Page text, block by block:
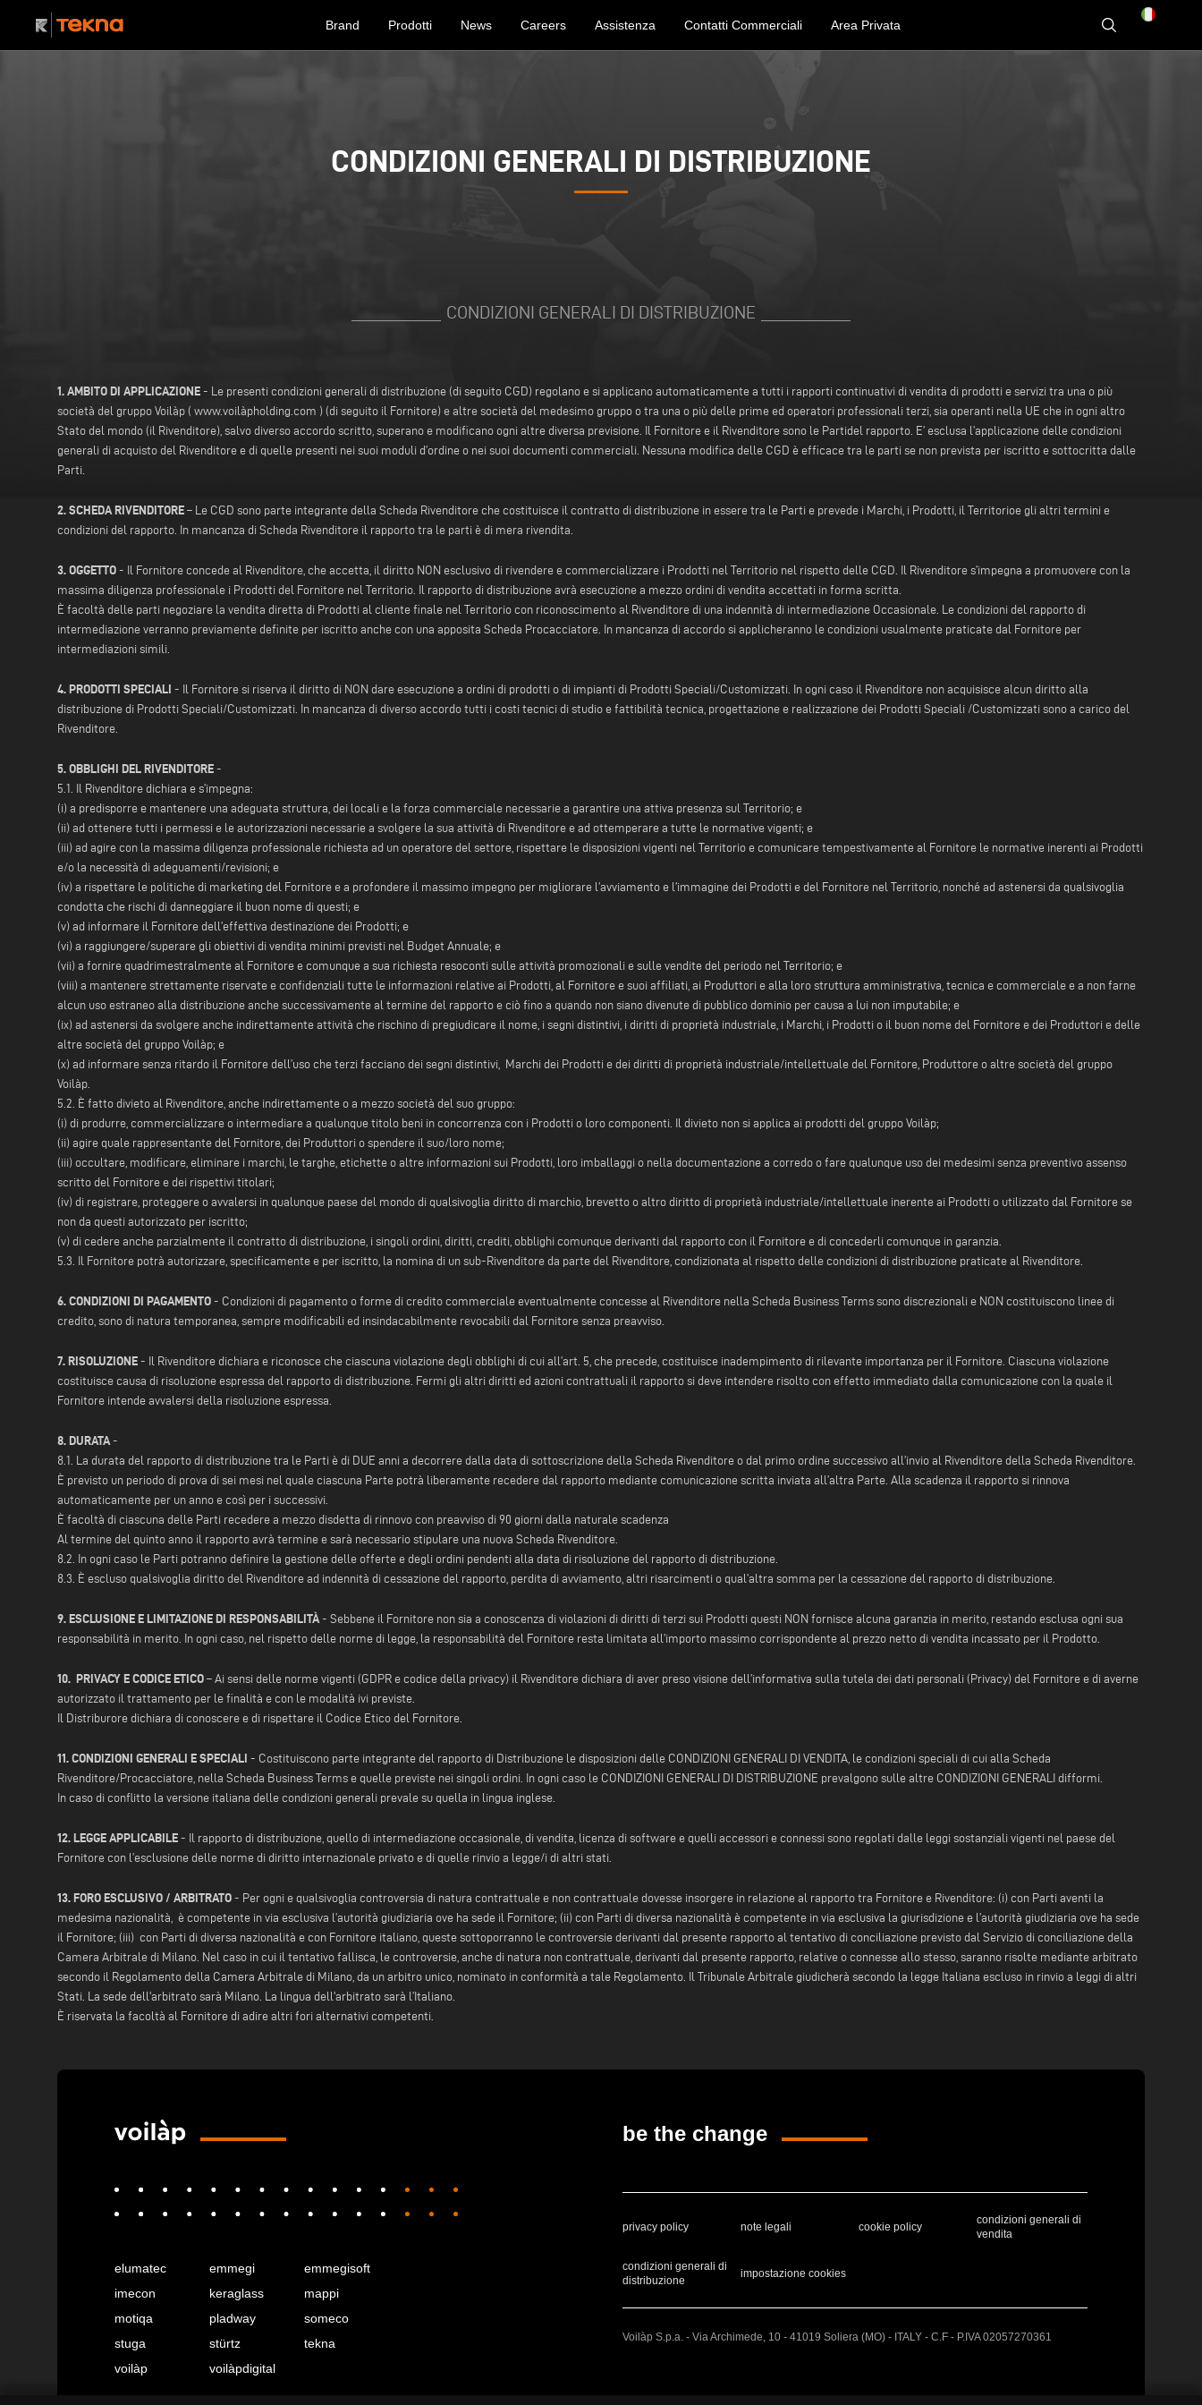
Brand Prodotti News Careers Assistenza Contatti Commerciali Area Privata
CONDIZIONI GENERALI DI DISTRIBUZIONE
CONDIZIONI GENERALI DI DISTRIBUZIONE
1. AMBITO DI APPLICAZIONE - Le presenti condizioni generali di distribuzione (di seguito CGD) regolano e si applicano automaticamente a tutti i rapporti continuativi di vendita di prodotti e servizi tra una o più
società del gruppo Voilàp ( www.voilàpholding.com ) (di seguito il Fornitore) e altre società del medesimo gruppo o tra una o più delle prime ed operatori professionali terzi, sia operanti nella UE che in ogni altro
Stato del mondo (il Rivenditore), salvo diverso accordo scritto, superano e modificano ogni altre diversa previsione. Il Fornitore e il Rivenditore sono le Partidel rapporto. E’ esclusa l’applicazione delle condizioni
generali di acquisto del Rivenditore e di quelle presenti nei suoi moduli d’ordine o nei suoi documenti commerciali. Nessuna modifica delle CGD è efficace tra le parti se non prevista per iscritto e sottocritta dalle
Parti.
2. SCHEDA RIVENDITORE – Le CGD sono parte integrante della Scheda Rivenditore che costituisce il contratto di distribuzione in essere tra le Parti e prevede i Marchi, i Prodotti, il Territorioe gli altri termini e
condizioni del rapporto. In mancanza di Scheda Rivenditore il rapporto tra le parti è di mera rivendita.
3. OGGETTO - Il Fornitore concede al Rivenditore, che accetta, il diritto NON esclusivo di rivendere e commercializzare i Prodotti nel Territorio nel rispetto delle CGD. Il Rivenditore s’impegna a promuovere con la
massima diligenza professionale i Prodotti del Fornitore nel Territorio. Il rapporto di distribuzione avrà esecuzione a mezzo ordini di vendita accettati in forma scritta.
È facoltà delle parti negoziare la vendita diretta di Prodotti al cliente finale nel Territorio con riconoscimento al Rivenditore di una indennità di intermediazione Occasionale. Le condizioni del rapporto di
intermediazione verranno previamente definite per iscritto anche con una apposita Scheda Procacciatore. In mancanza di accordo si applicheranno le condizioni usualmente praticate dal Fornitore per
intermediazioni simili.
4. PRODOTTI SPECIALI - Il Fornitore si riserva il diritto di NON dare esecuzione a ordini di prodotti o di impianti di Prodotti Speciali/Customizzati. In ogni caso il Rivenditore non acquisisce alcun diritto alla
distribuzione di Prodotti Speciali/Customizzati. In mancanza di diverso accordo tutti i costi tecnici di studio e fattibilità tecnica, progettazione e realizzazione dei Prodotti Speciali /Customizzati sono a carico del
Rivenditore.
5. OBBLIGHI DEL RIVENDITORE -
5.1. Il Rivenditore dichiara e s’impegna:
(i) a predisporre e mantenere una adeguata struttura, dei locali e la forza commerciale necessarie a garantire una attiva presenza sul Territorio; e
(ii) ad ottenere tutti i permessi e le autorizzazioni necessarie a svolgere la sua attività di Rivenditore e ad ottemperare a tutte le normative vigenti; e
(iii) ad agire con la massima diligenza professionale richiesta ad un operatore del settore, rispettare le disposizioni vigenti nel Territorio e comunicare tempestivamente al Fornitore le normative inerenti ai Prodotti
e/o la necessità di adeguamenti/revisioni; e
(iv) a rispettare le politiche di marketing del Fornitore e a profondere il massimo impegno per migliorare l’avviamento e l’immagine dei Prodotti e del Fornitore nel Territorio, nonché ad astenersi da qualsivoglia
condotta che rischi di danneggiare il buon nome di questi; e
(v) ad informare il Fornitore dell’effettiva destinazione dei Prodotti; e
(vi) a raggiungere/superare gli obiettivi di vendita minimi previsti nel Budget Annuale; e
(vii) a fornire quadrimestralmente al Fornitore e comunque a sua richiesta resoconti sulle attività promozionali e sulle vendite del periodo nel Territorio; e
(viii) a mantenere strettamente riservate e confidenziali tutte le informazioni relative ai Prodotti, al Fornitore e suoi affiliati, ai Produttori e alla loro struttura amministrativa, tecnica e commerciale e a non farne
alcun uso estraneo alla distribuzione anche successivamente al termine del rapporto e ciò fino a quando non siano divenute di pubblico dominio per causa a lui non imputabile; e
(ix) ad astenersi da svolgere anche indirettamente attività che rischino di pregiudicare il nome, i segni distintivi, i diritti di proprietà industriale, i Marchi, i Prodotti o il buon nome del Fornitore e dei Produttori e delle
altre società del gruppo Voilàp; e
(x) ad informare senza ritardo il Fornitore dell’uso che terzi facciano dei segni distintivi, Marchi dei Prodotti e dei diritti di proprietà industriale/intellettuale del Fornitore, Produttore o altre società del gruppo
Voilàp.
5.2. È fatto divieto al Rivenditore, anche indirettamente o a mezzo società del suo gruppo:
(i) di produrre, commercializzare o intermediare a qualunque titolo beni in concorrenza con i Prodotti o loro componenti. Il divieto non si applica ai prodotti del gruppo Voilàp;
(ii) agire quale rappresentante del Fornitore, dei Produttori o spendere il suo/loro nome;
(iii) occultare, modificare, eliminare i marchi, le targhe, etichette o altre informazioni sui Prodotti, loro imballaggi o nella documentazione a corredo o fare qualunque uso dei medesimi senza preventivo assenso
scritto del Fornitore e dei rispettivi titolari;
(iv) di registrare, proteggere o avvalersi in qualunque paese del mondo di qualsivoglia diritto di marchio, brevetto o altro diritto di proprietà industriale/intellettuale inerente ai Prodotti o utilizzato dal Fornitore se
non da questi autorizzato per iscritto;
(v) di cedere anche parzialmente il contratto di distribuzione, i singoli ordini, diritti, crediti, obblighi comunque derivanti dal rapporto con il Fornitore e di concederli comunque in garanzia.
5.3. Il Fornitore potrà autorizzare, specificamente e per iscritto, la nomina di un sub-Rivenditore da parte del Rivenditore, condizionata al rispetto delle condizioni di distribuzione praticate al Rivenditore.
6. CONDIZIONI DI PAGAMENTO - Condizioni di pagamento o forme di credito commerciale eventualmente concesse al Rivenditore nella Scheda Business Terms sono discrezionali e NON costituiscono linee di
credito, sono di natura temporanea, sempre modificabili ed insindacabilmente revocabili dal Fornitore senza preavviso.
7. RISOLUZIONE - Il Rivenditore dichiara e riconosce che ciascuna violazione degli obblighi di cui all’art. 5, che precede, costituisce inadempimento di rilevante importanza per il Fornitore. Ciascuna violazione
costituisce causa di risoluzione espressa del rapporto di distribuzione. Fermi gli altri diritti ed azioni contrattuali il rapporto si deve intendere risolto con effetto immediato dalla comunicazione con la quale il
Fornitore intende avvalersi della risoluzione espressa.
8. DURATA-
8.1. La durata del rapporto di distribuzione tra le Parti è di DUE anni a decorrere dalla data di sottoscrizione della Scheda Rivenditore o dal primo ordine successivo all’invio al Rivenditore della Scheda Rivenditore.
È previsto un periodo di prova di sei mesi nel quale ciascuna Parte potrà liberamente recedere dal rapporto mediante comunicazione scritta inviata all’altra Parte. Alla scadenza il rapporto si rinnova
automaticamente per un anno e così per i successivi.
È facoltà di ciascuna delle Parti recedere a mezzo disdetta di rinnovo con preavviso di 90 giorni dalla naturale scadenza
Al termine del quinto anno il rapporto avrà termine e sarà necessario stipulare una nuova Scheda Rivenditore.
8.2. In ogni caso le Parti potranno definire la gestione delle offerte e degli ordini pendenti alla data di risoluzione del rapporto di distribuzione.
8.3. È escluso qualsivoglia diritto del Rivenditore ad indennità di cessazione del rapporto, perdita di avviamento, altri risarcimenti o qual’altra somma per la cessazione del rapporto di distribuzione.
9. ESCLUSIONE E LIMITAZIONE DI RESPONSABILITÀ- Sebbene il Fornitore non sia a conoscenza di violazioni di diritti di terzi sui Prodotti questi NON fornisce alcuna garanzia in merito, restando esclusa ogni sua
responsabilità in merito. In ogni caso, nel rispetto delle norme di legge, la responsabilità del Fornitore resta limitata all’importo massimo corrispondente al prezzo netto di vendita incassato per il Prodotto.
10. PRIVACY E CODICE ETICO – Ai sensi delle norme vigenti (GDPR e codice della privacy) il Rivenditore dichiara di aver preso visione dell’informativa sulla tutela dei dati personali (Privacy) del Fornitore e di averne
autorizzato il trattamento per le finalità e con le modalità ivi previste.
Il Distriburore dichiara di conoscere e di rispettare il Codice Etico del Fornitore.
11. CONDIZIONI GENERALI E SPECIALI - Costituiscono parte integrante del rapporto di Distribuzione le disposizioni delle CONDIZIONI GENERALI DI VENDITA, le condizioni speciali di cui alla Scheda
Rivenditore/Procacciatore, nella Scheda Business Terms e quelle previste nei singoli ordini. In ogni caso le CONDIZIONI GENERALI DI DISTRIBUZIONE prevalgono sulle altre CONDIZIONI GENERALI difformi.
In caso di conflitto la versione italiana delle condizioni generali prevale su quella in lingua inglese.
12. LEGGE APPLICABILE - Il rapporto di distribuzione, quello di intermediazione occasionale, di vendita, licenza di software e quelli accessori e connessi sono regolati dalle leggi sostanziali vigenti nel paese del
Fornitore con l’esclusione delle norme di diritto internazionale privato e di quelle rinvio a legge/i di altri stati.
13. FORO ESCLUSIVO / ARBITRATO - Per ogni e qualsivoglia controversia di natura contrattuale e non contrattuale dovesse insorgere in relazione al rapporto tra Fornitore e Rivenditore: (i) con Parti aventi la
medesima nazionalità, è competente in via esclusiva l’autorità giudiziaria ove ha sede il Fornitore; (ii) con Parti di diversa nazionalità è competente in via esclusiva la giurisdizione e l’autorità giudiziaria ove ha sede
il Fornitore; (iii) con Parti di diversa nazionalità e con Fornitore italiano, queste sottoporranno le controversie derivanti dal presente rapporto al tentativo di conciliazione previsto dal Servizio di conciliazione della
Camera Arbitrale di Milano. Nel caso in cui il tentativo fallisca, le controversie, anche di natura non contrattuale, derivanti dal presente rapporto, relative o connesse allo stesso, saranno risolte mediante arbitrato
secondo il Regolamento della Camera Arbitrale di Milano, da un arbitro unico, nominato in conformità a tale Regolamento. Il Tribunale Arbitrale giudicherà secondo la legge Italiana escluso in rinvio a leggi di altri
Stati. La sede dell'arbitrato sarà Milano. La lingua dell'arbitrato sarà l’Italiano.
È riservata la facoltà al Fornitore di adire altri fori alternativi competenti.
elumatec emmegi
emmegisoft
imecon
keraglass
mappi
motiqa
pladway
someco
stuga
stürtz
tekna
voilàp
voilàpdigital
be the change
privacy policy note legali cookie policy
condizioni generali di
vendita
condizioni generali di
distribuzione
impostazione cookies
Voilàp S.p.a. - Via Archimede, 10 - 41019 Soliera (MO) - ITALY - C.F - P.IVA 02057270361